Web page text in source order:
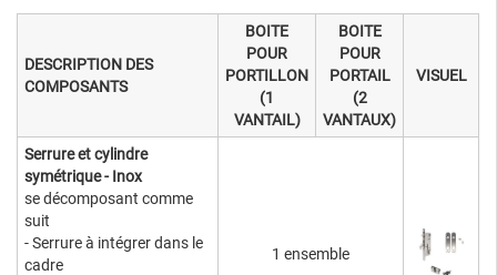
DESCRIPTION DES
COMPOSANTS
BOITE
POUR
PORTILLON
(1
VANTAIL)
BOITE
POUR
PORTAIL
(2
VANTAUX)
VISUEL
Serrure et cylindre
symétrique - Inox
se décomposant comme
suit
- Serrure à intégrer dans le
cadre
1 ensemble